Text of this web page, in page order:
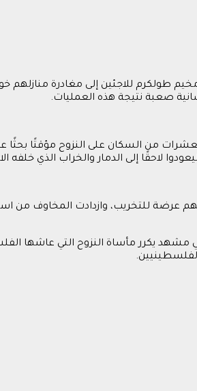
للاجئين إلى مغادرة منازلهم
صعبة نتيجة هذه العمليات.
من السكان على النزوح مؤقتًا بحثًا
لاحقًا إلى الدمار والخراب الذي خلفه
عرضة للتخريب، وازدادت المخاوف من
يكرر مأساة النزوح التي عاشها